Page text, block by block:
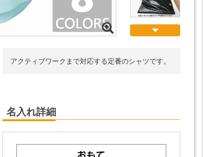
アクティブワークまで対応する定番のシャツです。
名入れ詳細